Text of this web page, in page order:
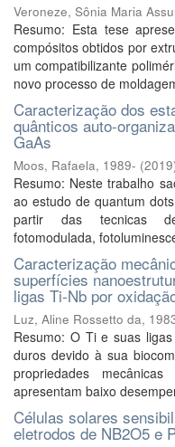
Veroneze, Sônia Maria
Resumo: Esta tese
compósitos obtidos por
um compatibilizante
novo processo de
Caracterização dos
quânticos auto-
GaAs
Moos, Rafaela, 1989- (2019
Resumo: Neste trabalho
ao estudo de quantum
partir das tecnicas de
fotomodulada,
Caracterização
superfícies
ligas Ti-Nb por
Luz, Aline Rossetto da,
Resumo: O Ti e suas
duros devido à sua
propriedades
apresentam baixo
Células solares
eletrodos de NB2O5 e